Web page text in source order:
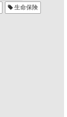
生命保険